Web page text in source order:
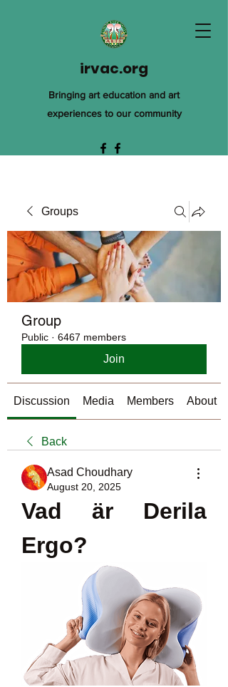
irvac.org
Bringing art education and art
experiences to our community
Groups
Group
Public · 6467 members
Join
Discussion Media Members About
Back
Asad Choudhary
August 20, 2025
Vad är Derila
Ergo?